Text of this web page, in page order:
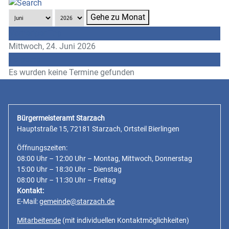
Gehe zu Monat
Mittwoch, 24. Juni 2026
Es wurden keine Termine gefunden
Bürgermeisteramt Starzach
Hauptstraße 15, 72181 Starzach, Ortsteil Bierlingen
Öffnungszeiten:
08:00 Uhr – 12:00 Uhr – Montag, Mittwoch, Donnerstag
15:00 Uhr – 18:30 Uhr – Dienstag
08:00 Uhr – 11:30 Uhr – Freitag
Kontakt:
E-Mail:gemeinde@starzach.de
Mitarbeitende (mit individuellen Kontaktmöglichkeiten)